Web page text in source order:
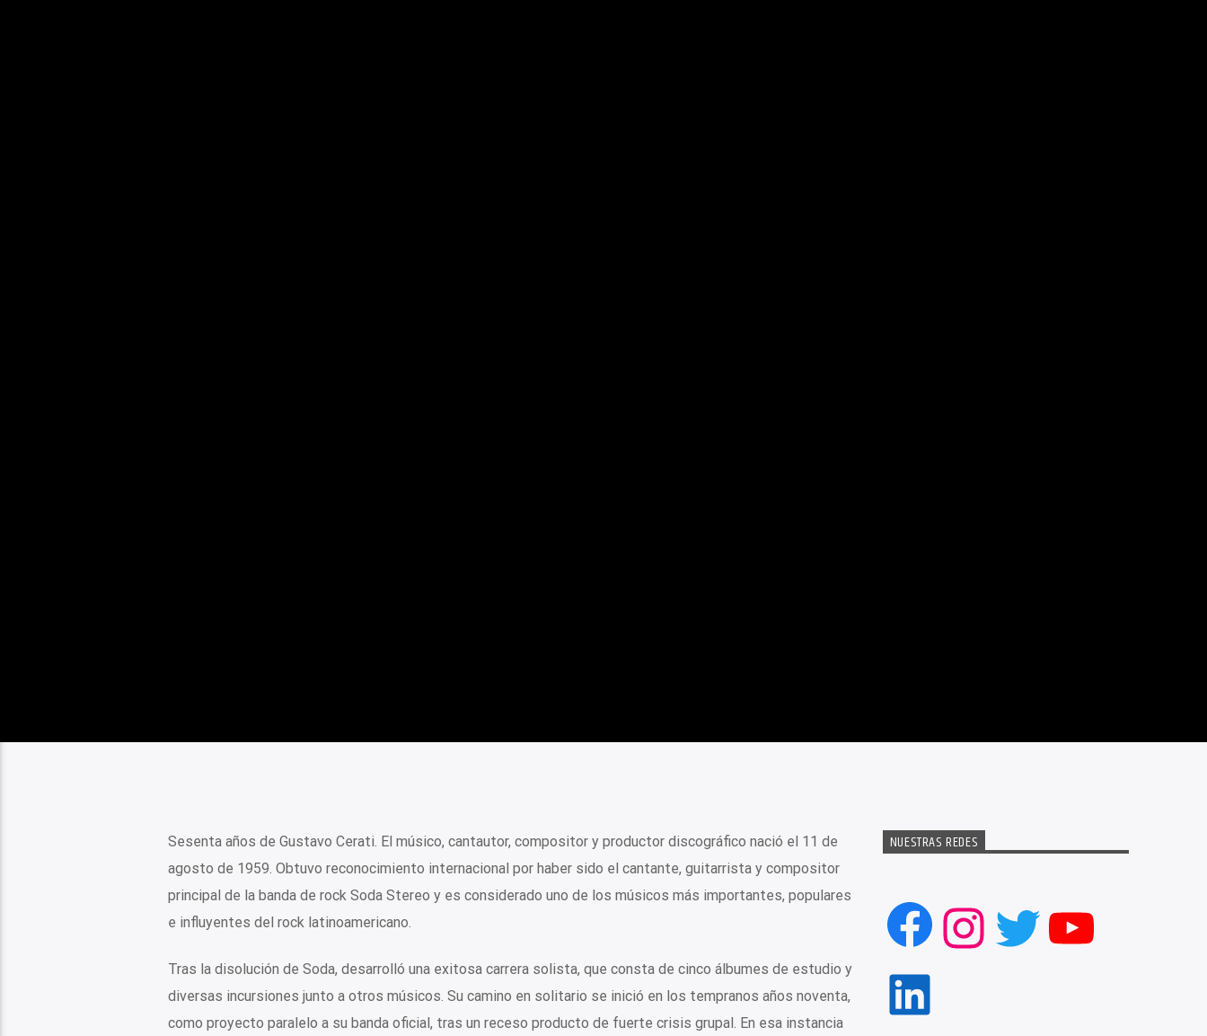
Sesenta años de Gustavo Cerati. El músico, cantautor, compositor y productor discográfico nació el 11 de
agosto de 1959. Obtuvo reconocimiento internacional por haber sido el cantante, guitarrista y compositor
principal de la banda de rock Soda Stereo y es considerado uno de los músicos más importantes, populares
e influyentes del rock latinoamericano.
Tras la disolución de Soda, desarrolló una exitosa carrera solista, que consta de cinco álbumes de estudio y
diversas incursiones junto a otros músicos. Su camino en solitario se inició en los tempranos años noventa,
como proyecto paralelo a su banda oficial, tras un receso producto de fuerte crisis grupal. En esa instancia
NUESTRAS REDES
Facebook
Instagram
Twitter
LinkedIn